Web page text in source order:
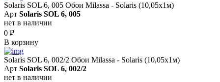
Solaris SOL 6, 005 Обои Milassa - Solaris (10,05х1м)
Арт Solaris SOL 6, 005
нет в наличии
0 ₽
В корзину
Solaris SOL 6, 002/2 Обои Milassa - Solaris (10,05х1м)
Арт Solaris SOL 6, 002/2
нет в наличии